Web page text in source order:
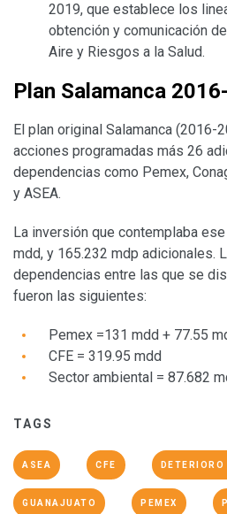
2019, que establece los
obtención y comunicación
Aire y Riesgos a la Salud.
Plan Salamanca
El plan original Salamanca (2016-
acciones programadas más 26
dependencias como Pemex,
y ASEA.
La inversión que contemplaba
mdd, y 165.232 mdp adicionales.
dependencias entre las que se
fueron las siguientes:
Pemex =131 mdd + 77.55
CFE = 319.95 mdd
Sector ambiental = 87.682
TAGS
ASEA CFE
GUANAJUATO PEMEX